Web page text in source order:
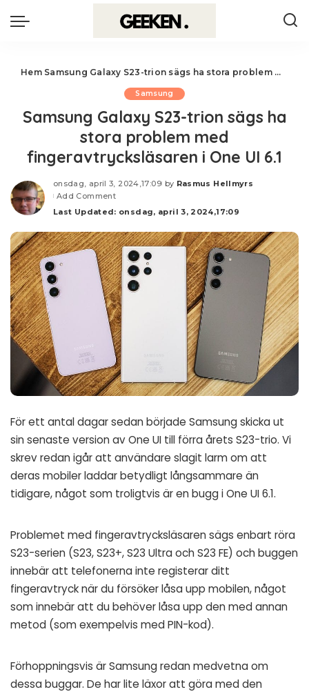
Hem Samsung Galaxy S23-trion sägs ha stora problem med fingeravtrycksläsaren i One UI 6.1
Samsung
Samsung Galaxy S23-trion sägs ha
stora problem med
fingeravtrycksläsaren i One UI 6.1
onsdag, april 3, 2024,17:09
Posted
by Rasmus Hellmyrs
Add Comment
Last Updated: onsdag, april 3, 2024,17:09
För ett antal dagar sedan började Samsung skicka ut
sin senaste version av One UI till förra årets S23-trio. Vi
skrevredan igår att användare slagit larm om att
deras mobiler laddar betydligt långsammare än
tidigare, något som troligtvis är en bugg i One UI 6.1.
Problemet med fingeravtrycksläsaren sägs enbart röra
S23-serien (S23, S23+, S23 Ultra och S23 FE) och buggen
innebär att telefonerna inte registerar ditt
fingeravtryck när du försöker låsa upp mobilen, något
som innebär att du behöver låsa upp den med annan
metod (som exempelvis med PIN-kod).
Förhoppningsvis är Samsung redan medvetna om
dessa buggar. De har lite läxor att göra med den